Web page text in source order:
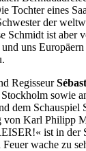
Tochter eines
der
Schmidt ist aber
uns
Regisseur
sowie
dem Schauspiel
von Karl Philipp
ist in der
wache zu